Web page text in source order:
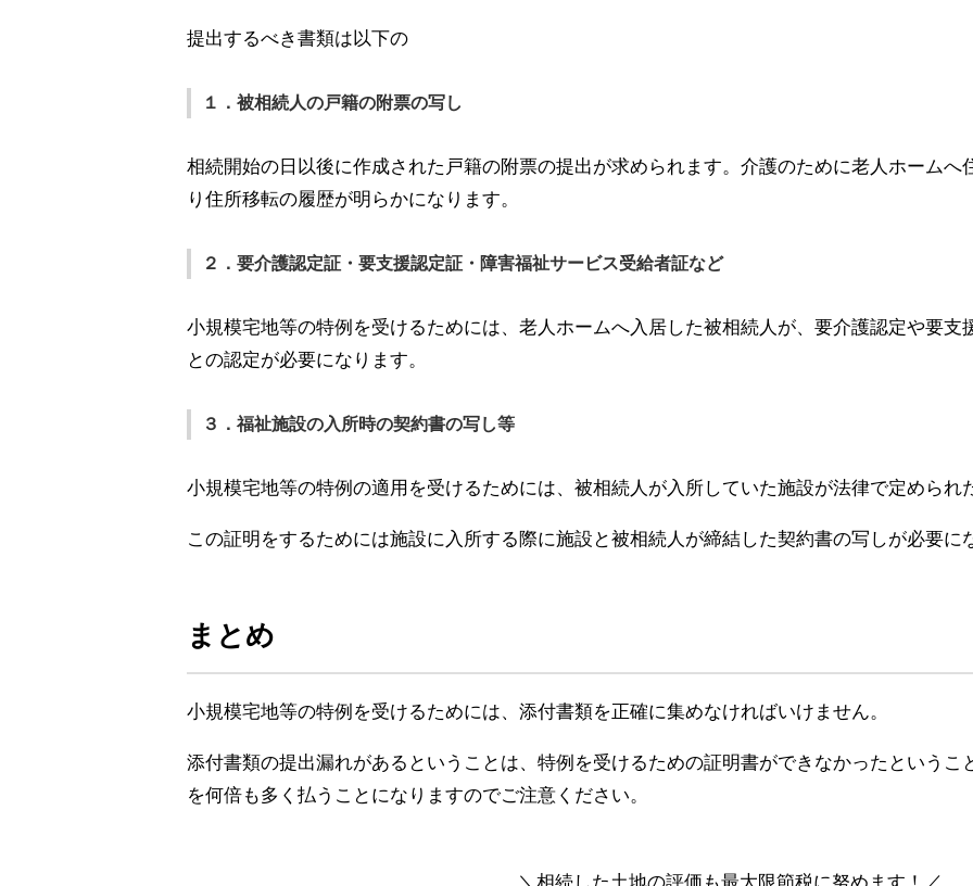
提出するべき書類は以下の
１．被相続人の戸籍の附票の写し
相続開始の日以後に作成された戸籍の附票の提出が求められます。介護のために老人ホームへ
り住所移転の履歴が明らかになります。
２．要介護認定証・要支援認定証・障害福祉サービス受給者証など
小規模宅地等の特例を受けるためには、老人ホームへ入居した被相続人が、要介護認定や要支
との認定が必要になります。
３．福祉施設の入所時の契約書の写し等
小規模宅地等の特例の適用を受けるためには、被相続人が入所していた施設が法律で定められ
この証明をするためには施設に入所する際に施設と被相続人が締結した契約書の写しが必要に
まとめ
小規模宅地等の特例を受けるためには、添付書類を正確に集めなければいけません。
添付書類の提出漏れがあるということは、特例を受けるための証明書ができなかったというこ
を何倍も多く払うことになりますのでご注意ください。
＼相続した土地の評価も最大限節税に努めます！／